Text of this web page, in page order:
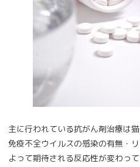
主に行われている抗がん剤治療は
免疫不全ウイルスの感染の有無・
よって期待される反応性が変わっ